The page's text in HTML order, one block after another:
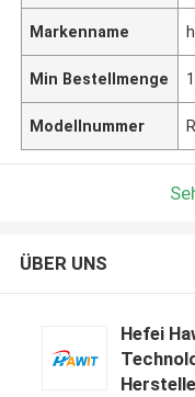
Markenname
Min Bestellmenge 1
Modellnummer
ÜBER UNS
Hefei